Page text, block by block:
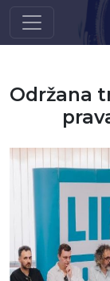
Skip to main
Održana